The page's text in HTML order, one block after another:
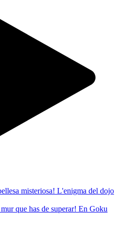
misteriosa! L'enigma del dojo